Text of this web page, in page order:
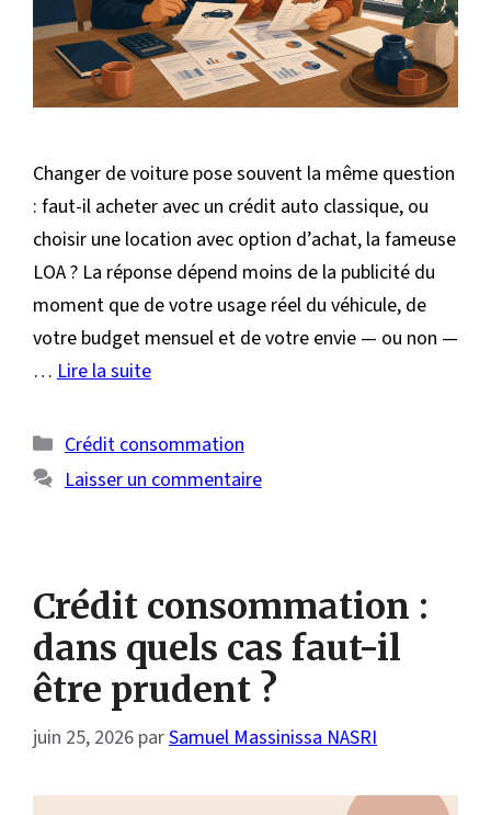
Changer de voiture pose souvent la même question
: faut-il acheter avec un crédit auto classique, ou
choisir une location avec option d’achat, la fameuse
LOA ? La réponse dépend moins de la publicité du
moment que de votre usage réel du véhicule, de
votre budget mensuel et de votre envie — ou non —
… Lire la suite
Catégories
Crédit consommation
Laisser un commentaire
Crédit consommation :
dans quels cas faut-il
être prudent ?
juin 25, 2026 parSamuel Massinissa NASRI